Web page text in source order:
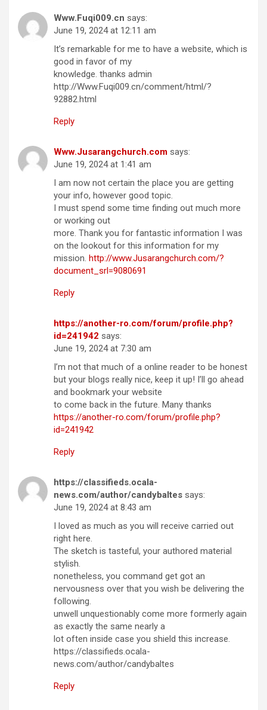
Www.Fuqi009.cn says:
June 19, 2024 at 12:11 am
It’s remarkable for me to have a website, which is
good in favor of my
knowledge. thanks admin
http://Www.Fuqi009.cn/comment/html/?
92882.html
Reply
Www.Jusarangchurch.com says:
June 19, 2024 at 1:41 am
I am now not certain the place you are getting
your info, however good topic.
I must spend some time finding out much more
or working out
more. Thank you for fantastic information I was
on the lookout for this information for my
mission. http://www.Jusarangchurch.com/?
document_srl=9080691
Reply
https://another-ro.com/forum/profile.php?
id=241942 says:
June 19, 2024 at 7:30 am
I’m not that much of a online reader to be honest
but your blogs really nice, keep it up! I’ll go ahead
and bookmark your website
to come back in the future. Many thanks
https://another-ro.com/forum/profile.php?
id=241942
Reply
https://classifieds.ocala-
news.com/author/candybaltes says:
June 19, 2024 at 8:43 am
I loved as much as you will receive carried out
right here.
The sketch is tasteful, your authored material
stylish.
nonetheless, you command get got an
nervousness over that you wish be delivering the
following.
unwell unquestionably come more formerly again
as exactly the same nearly a
lot often inside case you shield this increase.
https://classifieds.ocala-
news.com/author/candybaltes
Reply